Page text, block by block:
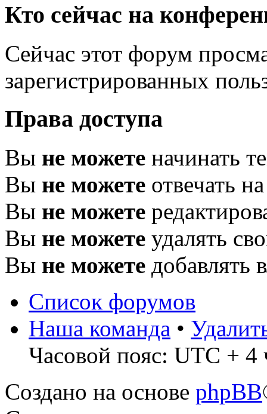
Кто сейчас на
Сейчас этот форум
зарегистрированных
Права доступа
Вы не можете начинать
Вы не можете отвечать
Вы не можете
Вы не можете удалять
Вы не можете добавлять
Список форумов
Наша команда •
Часовой пояс: UTC + 4
Создано на основе phpBB